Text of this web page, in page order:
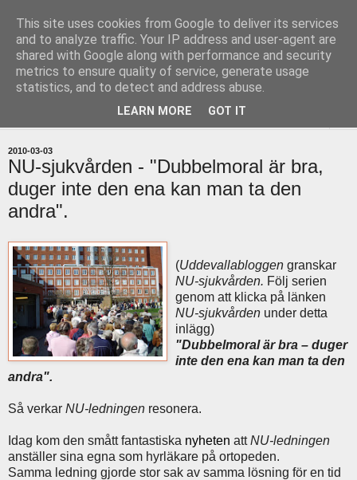
uddevallabloggen.se
med stort och smått från Uddevallas horisont
2010-03-03
NU-sjukvården - "Dubbelmoral är bra,
duger inte den ena kan man ta den
andra".
(Uddevallabloggen granskar
NU-sjukvården. Följ serien
genom att klicka på länken
NU-sjukvården under detta
inlägg)
"Dubbelmoral är bra – duger
inte den ena kan man ta den
andra".
Så verkar NU-ledningen resonera.
Idag kom den smått fantastiska nyheten attNU-ledningen
anställer sina egna som hyrläkare på ortopeden.
Samma ledning gjorde stor sak av samma lösning för en tid
This site uses cookies from Google to deliver its services
and to analyze traffic. Your IP address and user-agent are
shared with Google along with performance and security
metrics to ensure quality of service, generate usage
statistics, and to detect and address abuse.
LEARN MORE GOT IT